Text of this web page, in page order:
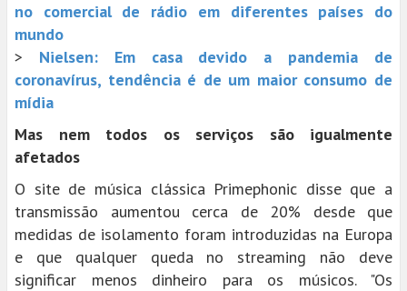
no comercial de rádio em diferentes países do
mundo
> Nielsen: Em casa devido a pandemia de
coronavírus, tendência é de um maior consumo de
mídia
Mas nem todos os serviços são igualmente
afetados
O site de música clássica Primephonic disse que a
transmissão aumentou cerca de 20% desde que
medidas de isolamento foram introduzidas na Europa
e que qualquer queda no streaming não deve
significar menos dinheiro para os músicos. "Os